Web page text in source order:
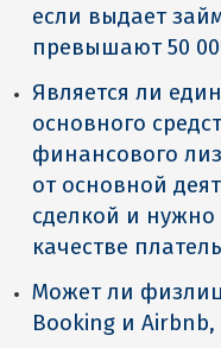
если выдает
превышают 50
Является ли
основного
финансового
от основной
сделкой и нужно
качестве
Может ли
Booking и